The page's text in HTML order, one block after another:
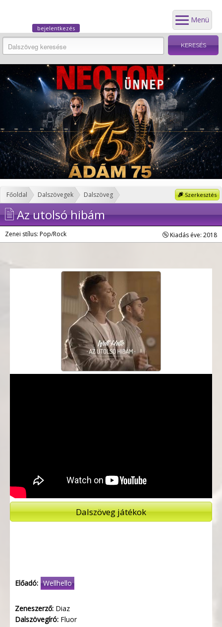
Menü
bejelentkezés
Szerkesztés
Főoldal Dalszövegek Dalszöveg
Az utolsó hibám
Zenei stílus: Pop/Rock Kiadás éve: 2018
Dalszöveg játékok
Előadó: Wellhello
Zeneszerző: Diaz
Dalszövegíró: Fluor